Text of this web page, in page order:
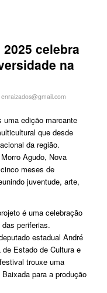
celebra
na
enraizados@gmail.com
edição marcante
que desde
da região.
Agudo, Nova
meses de
juventude, arte,
é uma celebração
periferias.
estadual André
Estado de Cultura e
trouxe uma
para a produção